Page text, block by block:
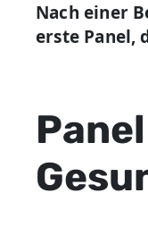
Nach einer
erste Panel,